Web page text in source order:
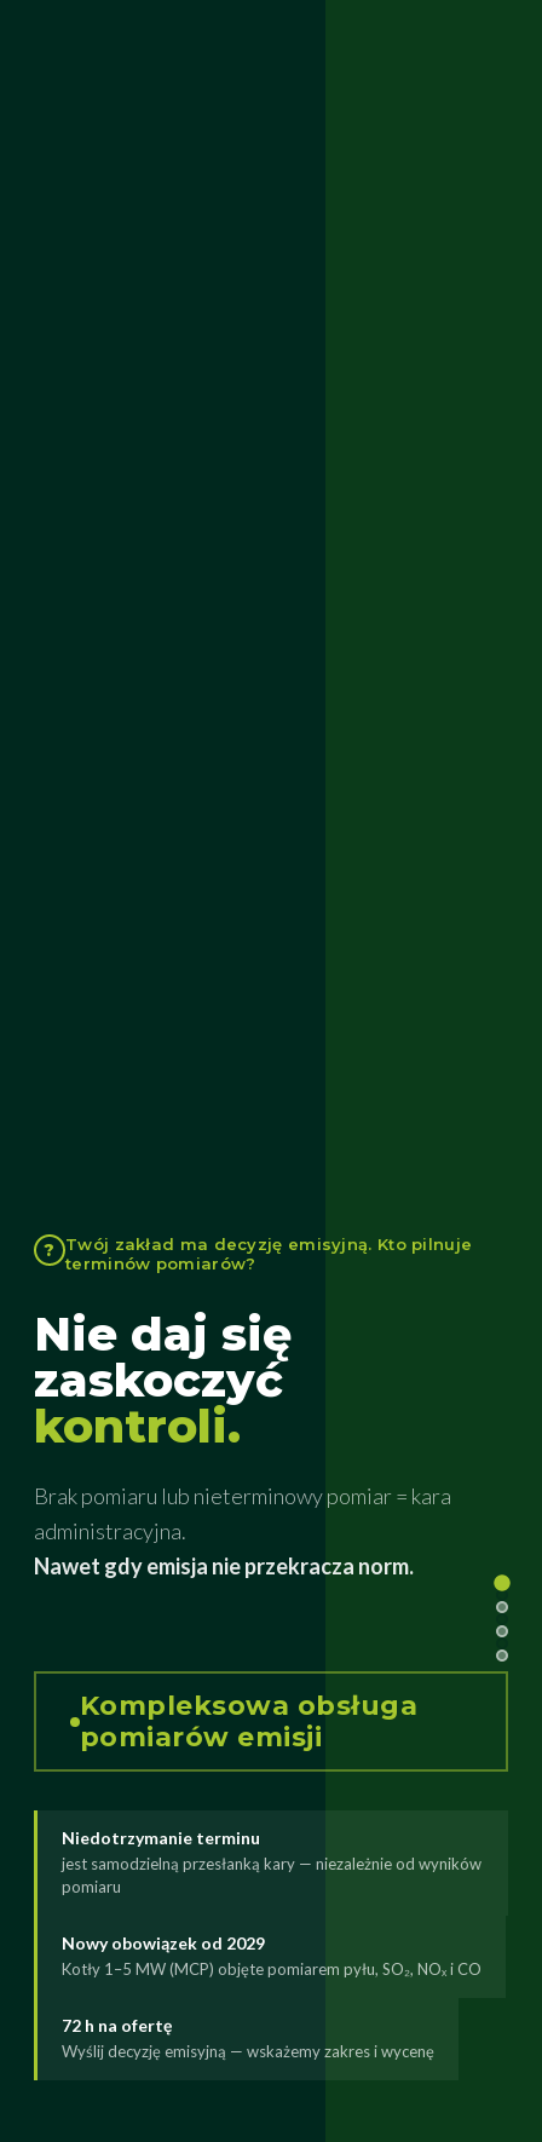
Twój zakład ma decyzję emisyjną. Kto pilnuje
terminów pomiarów?
Nie daj się
zaskoczyć
kontroli.
Brak pomiaru lub nieterminowy pomiar = kara
administracyjna.
Nawet gdy emisja nie przekracza norm.
Kompleksowa obsługa
pomiarów emisji
Niedotrzymanie terminu
jest samodzielną przesłanką kary — niezależnie od wyników
pomiaru
Nowy obowiązek od 2029
Kotły 1–5 MW (MCP) objęte pomiarem pyłu, SO₂, NOₓ i CO
72 h na ofertę
Wyślij decyzję emisyjną — wskażemy zakres i wycenę